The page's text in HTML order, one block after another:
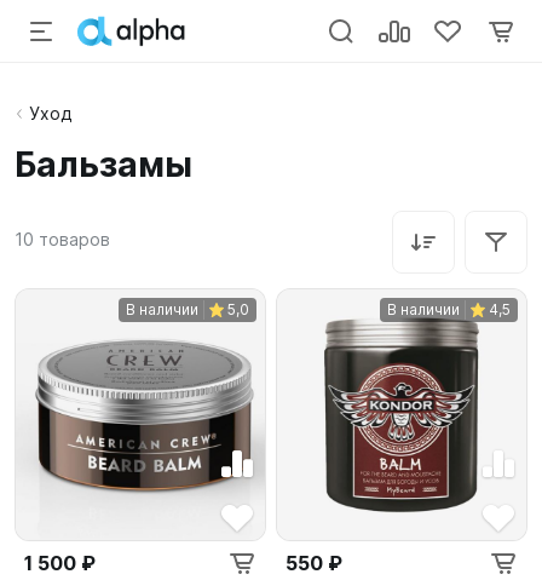
Уход
Бальзамы
10 товаров
В наличии 5,0
1 500 ₽
В наличии 4,5
550 ₽